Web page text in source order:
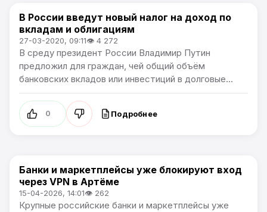
Артемпортал / В России
В России введут новый налог на доход по
вкладам и облигациям
27-03-2020, 09:11👁 4 272
В среду президент России Владимир Путин
предложил для граждан, чей общий объём
банковских вкладов или инвестиций в долговые...
0 Подробнее
В России
Банки и маркетплейсы уже блокируют вход
через VPN в Артёме
15-04-2026, 14:01👁 262
Крупные российские банки и маркетплейсы уже